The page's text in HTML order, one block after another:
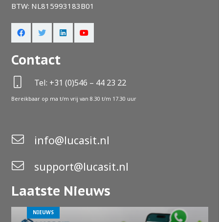
BTW: NL815993183B01
Contact
Tel: +31 (0)546 – 44 23 22
Bereikbaar op ma t/m vrij van 8.30 t/m 17.30 uur
info@lucasit.nl
support@lucasit.nl
Laatste Nieuws
NIEUWS